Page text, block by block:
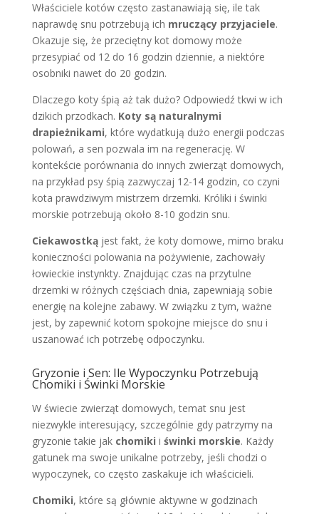
Właściciele kotów często zastanawiają się, ile tak
naprawdę snu potrzebują ich mruczący przyjaciele.
Okazuje się, że przeciętny kot domowy może
przesypiać od 12 do 16 godzin dziennie, a niektóre
osobniki nawet do 20 godzin.
Dlaczego koty śpią aż tak dużo? Odpowiedź tkwi w ich
dzikich przodkach. Koty są naturalnymi
drapieżnikami, które wydatkują dużo energii podczas
polowań, a sen pozwala im na regenerację. W
kontekście porównania do innych zwierząt domowych,
na przykład psy śpią zazwyczaj 12-14 godzin, co czyni
kota prawdziwym mistrzem drzemki. Króliki i świnki
morskie potrzebują około 8-10 godzin snu.
Ciekawostkąjest fakt, że koty domowe, mimo braku
konieczności polowania na pożywienie, zachowały
łowieckie instynkty. Znajdując czas na przytulne
drzemki w różnych częściach dnia, zapewniają sobie
energię na kolejne zabawy. W związku z tym, ważne
jest, by zapewnić kotom spokojne miejsce do snu i
uszanować ich potrzebę odpoczynku.
Gryzonie i Sen: Ile Wypoczynku Potrzebują
Chomiki i Świnki Morskie
W świecie zwierząt domowych, temat snu jest
niezwykle interesujący, szczególnie gdy patrzymy na
gryzonie takie jak chomiki i świnki morskie. Każdy
gatunek ma swoje unikalne potrzeby, jeśli chodzi o
wypoczynek, co często zaskakuje ich właścicieli.
Chomiki, które są głównie aktywne w godzinach